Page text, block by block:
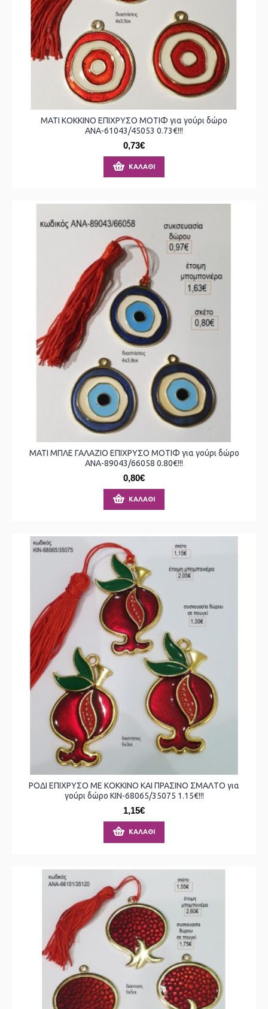
ΜΑΤΙ ΚΟΚΚΙΝΟ ΕΠΙΧΡΥΣΟ ΜΟΤΙΦ για γούρι δώρο
ΑΝΑ-61043/45053 0.73€!!!
0,73€
ΚΑΛΆΘΙ
ΜΑΤΙ ΜΠΛΕ ΓΑΛΑΖΙΟ ΕΠΙΧΡΥΣΟ ΜΟΤΙΦ για γούρι δώρο
ΑΝΑ-89043/66058 0.80€!!!
0,80€
ΚΑΛΆΘΙ
ΡΟΔΙ ΕΠΙΧΡΥΣΟ ΜΕ ΚΟΚΚΙΝΟ ΚΑΙ ΠΡΑΣΙΝΟ ΣΜΑΛΤΟ για
γούρι δώρο ΚΙΝ-68065/35075 1.15€!!!
1,15€
ΚΑΛΆΘΙ